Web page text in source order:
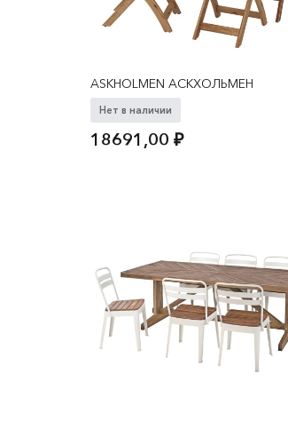
ASKHOLMEN АСКХОЛЬМЕН
Нет в наличии
18691,00 ₽